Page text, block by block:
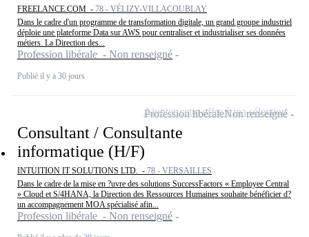
FREELANCE.COM - 78 - VÉLIZY-VILLACOUBLAY
Dans le cadre d'un programme de transformation digitale, un grand groupe industriel
déploie une plateforme Data sur AWS pour centraliser et industrialiser ses données
métiers. La Direction des...
Profession libérale - Non renseigné
Publié il y a 30 jours
Consultant / Consultante
informatique (H/F)
INTUITION IT SOLUTIONS LTD. - 78 - VERSAILLES
Dans le cadre de la mise en ?uvre des solutions SuccessFactors « Employee Central
» Cloud et S/4HANA, la Direction des Ressources Humaines souhaite bénéficier d?
un accompagnement MOA spécialisé afin...
Profession libérale - Non renseigné
Profession libéraleNon renseigné
Ajouter cette offre à ma sélection